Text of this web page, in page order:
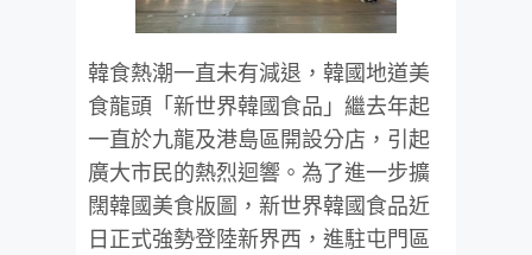
韓食熱潮一直未有減退，韓國地道美
食龍頭「新世界韓國食品」繼去年起
一直於九龍及港島區開設分店，引起
廣大市民的熱烈迴響。為了進一步擴
闊韓國美食版圖，新世界韓國食品近
日正式強勢登陸新界西，進駐屯門區